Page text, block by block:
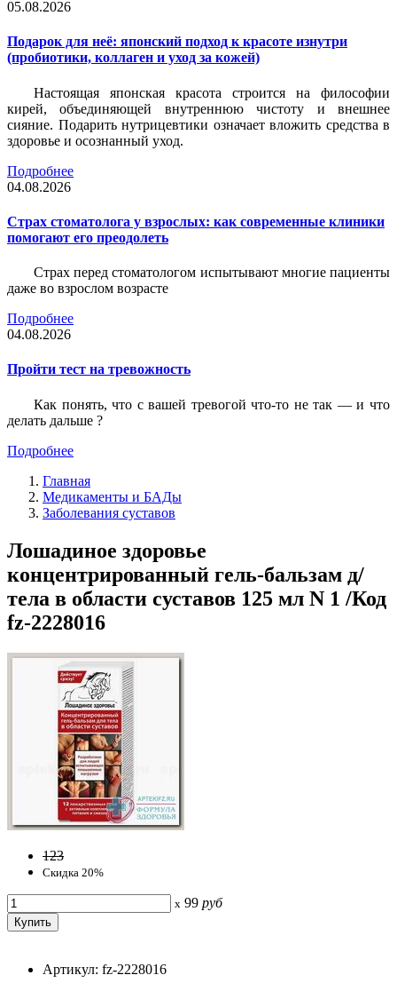
05.08.2026
Подарок для неё: японский подход к красоте изнутри
(пробиотики, коллаген и уход за кожей)
Настоящая японская красота строится на философии
кирей, объединяющей внутреннюю чистоту и внешнее
сияние. Подарить нутрицевтики означает вложить средства в
здоровье и осознанный уход.
Подробнее
04.08.2026
Страх стоматолога у взрослых: как современные клиники
помогают его преодолеть
Страх перед стоматологом испытывают многие пациенты
даже во взрослом возрасте
Подробнее
04.08.2026
Пройти тест на тревожность
Как понять, что с вашей тревогой что-то не так — и что
делать дальше ?
Подробнее
Главная
Медикаменты и БАДы
Заболевания суставов
Лошадиное здоровье
концентрированный гель-бальзам д/
тела в области суставов 125 мл N 1 /Код
fz-2228016
123
Скидка 20%
x 99 руб
Артикул: fz-2228016